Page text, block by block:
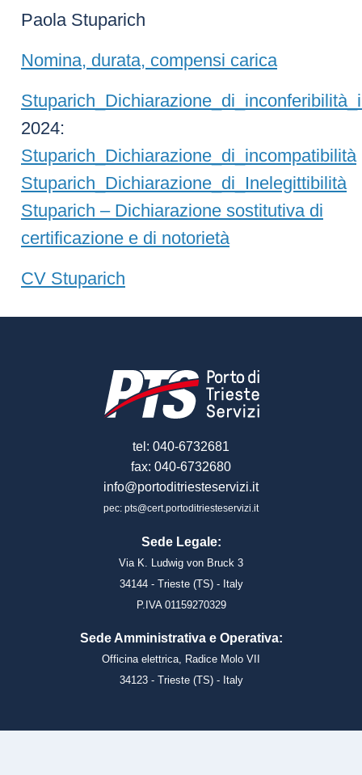
Paola Stuparich
Nomina, durata, compensi carica
2024:
Stuparich_Dichiarazione_di_incompatibilità
Stuparich_Dichiarazione_di_Inelegittibilità
Stuparich – Dichiarazione sostitutiva di
certificazione e di notorietà
CV Stuparich
tel: 040-6732681
fax: 040-6732680
info@portoditriesteservizi.it
pec: pts@cert.portoditriesteservizi.it
Sede Legale:
Via K. Ludwig von Bruck 3
34144 - Trieste (TS) - Italy
P.IVA 01159270329
Sede Amministrativa e Operativa:
Officina elettrica, Radice Molo VII
34123 - Trieste (TS) - Italy